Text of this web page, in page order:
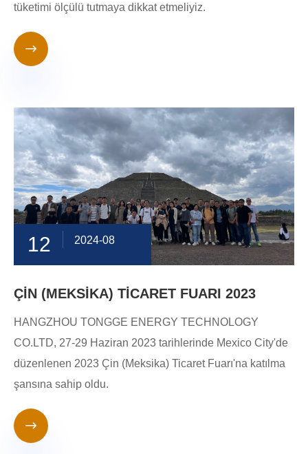
tüketimi ölçülü tutmaya dikkat etmeliyiz.

12 2024-08
ÇİN (MEKSİKA) TİCARET FUARI 2023
HANGZHOU TONGGE ENERGY TECHNOLOGY
CO.LTD, 27-29 Haziran 2023 tarihlerinde Mexico City'de
düzenlenen 2023 Çin (Meksika) Ticaret Fuarı'na katılma
şansına sahip oldu.
